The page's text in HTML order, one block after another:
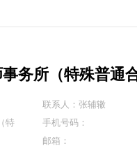
务所（特殊普通
特
联系人：张辅辙
手机号码：
邮箱：